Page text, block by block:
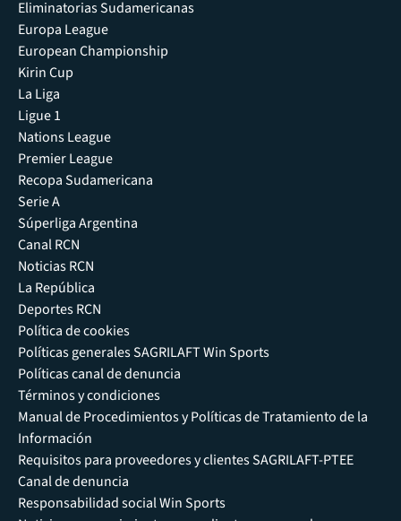
Eliminatorias Sudamericanas
Europa League
European Championship
Kirin Cup
La Liga
Ligue 1
Nations League
Premier League
Recopa Sudamericana
Serie A
Súperliga Argentina
Canal RCN
Noticias RCN
La República
Deportes RCN
Política de cookies
Políticas generales SAGRILAFT Win Sports
Políticas canal de denuncia
Términos y condiciones
Manual de Procedimientos y Políticas de Tratamiento de la
Información
Requisitos para proveedores y clientes SAGRILAFT-PTEE
Canal de denuncia
Responsabilidad social Win Sports